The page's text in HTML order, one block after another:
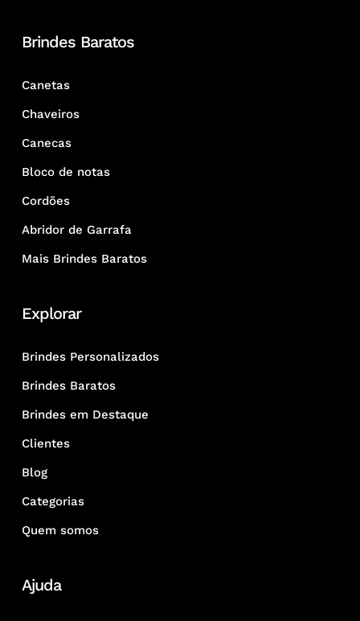
Brindes Baratos
Canetas
Chaveiros
Canecas
Bloco de notas
Cordões
Abridor de Garrafa
Mais Brindes Baratos
Explorar
Brindes Personalizados
Brindes Baratos
Brindes em Destaque
Clientes
Blog
Categorias
Quem somos
Ajuda